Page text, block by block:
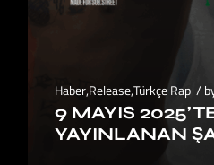
Haber,Release,Türkçe Rap
9 MAYIS
YAYINLANAN